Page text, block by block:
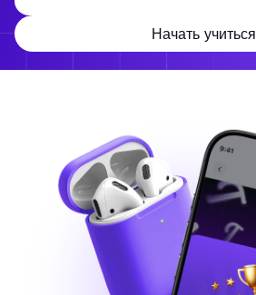
Начать учиться